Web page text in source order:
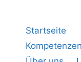
Startseite